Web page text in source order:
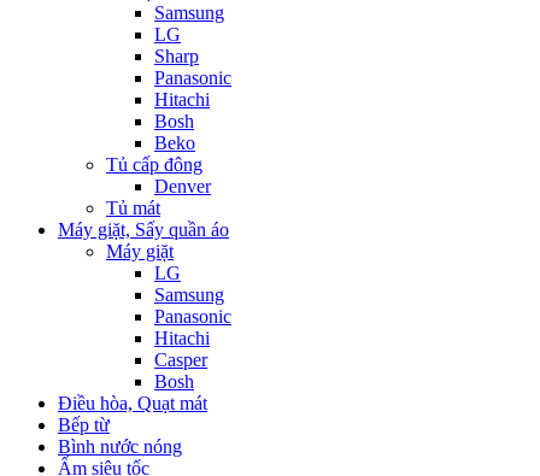
Samsung
LG
Sharp
Panasonic
Hitachi
Bosh
Beko
Tủ cấp đông
Denver
Tủ mát
Máy giặt, Sấy quần áo
Máy giặt
LG
Samsung
Panasonic
Hitachi
Casper
Bosh
Điều hòa, Quạt mát
Bếp từ
Bình nước nóng
Ấm siêu tốc